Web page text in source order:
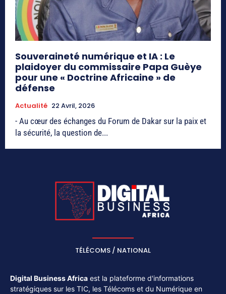
Souveraineté numérique et IA : Le
plaidoyer du commissaire Papa Guèye
pour une « Doctrine Africaine » de
défense
Actualité 22 Avril, 2026
- Au cœur des échanges du Forum de Dakar sur la paix et
la sécurité, la question de...
TÉLÉCOMS / NATIONAL
Digital Business Africa est la plateforme d'informations
stratégiques sur les TIC, les Télécoms et du Numérique en